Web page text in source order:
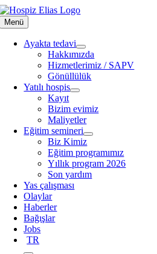
Skip
to
content
Menü
Ayakta tedavi
Hakkımızda
Hizmetlerimiz / SAPV
Gönüllülük
Yatılı hospis
Kayıt
Bizim evimiz
Maliyetler
Eğitim semineri
Biz Kimiz
Eğitim programımız
Yıllık program 2026
Son yardım
Yas çalışması
Olaylar
Haberler
Bağışlar
Jobs
TR